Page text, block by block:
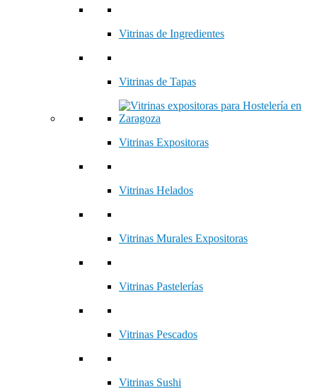
Vitrinas de Ingredientes
Vitrinas de Tapas
Vitrinas Expositoras
Vitrinas Helados
Vitrinas Murales Expositoras
Vitrinas Pastelerías
Vitrinas Pescados
Vitrinas Sushi